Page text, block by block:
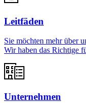
Leitfäden
Sie möchten mehr über
Wir haben das Richtige
Unternehmen